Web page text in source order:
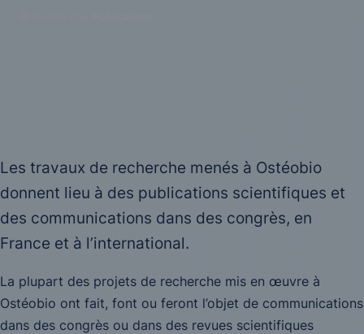
Les travaux de recherche menés à Ostéobio
donnent lieu à des publications scientifiques et
des communications dans des congrès, en
France et à l’international.
La plupart des projets de recherche mis en œuvre à
Ostéobio ont fait, font ou feront l’objet de communications
dans des congrès ou dans des revues scientifiques